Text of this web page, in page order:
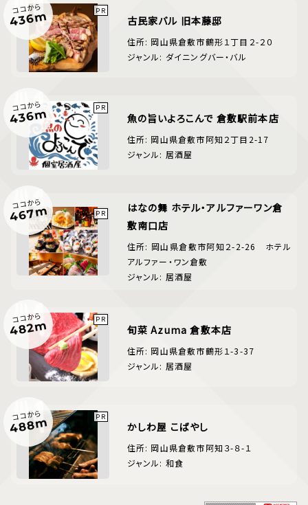
ココから
436m 古民家バル 旧本藤邸
住所: 岡山県倉敷市鶴形１丁目２-２０
ジャンル: ダイニングバー・バル
ココから
436m 魚の旨いよろこんで 倉敷駅前本店
住所: 岡山県倉敷市阿知２丁目2-17
ジャンル: 居酒屋
ココから
467m
はなの舞 ホテル・アルファーワン倉
敷南口店
住所: 岡山県倉敷市阿知２-2-26 ホテル
アルファー・ワン倉敷
ジャンル: 居酒屋
ココから
482m 旬菜 Azuma 倉敷本店
住所: 岡山県倉敷市鶴形１-3-37
ジャンル: 居酒屋
ココから
488m かしわ屋 こばやし
住所: 岡山県倉敷市阿知３-８-１
ジャンル: 和食